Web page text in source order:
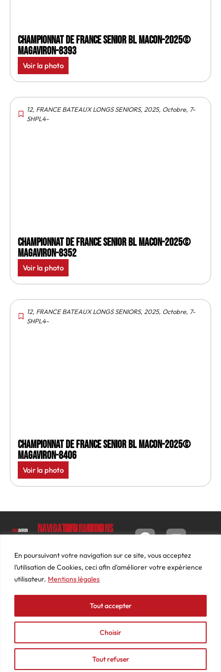
En poursuivant votre navigation sur ce site, vous acceptez
l’utilisation de Cookies, ceci afin d'améliorer votre expérience
utilisateur. Mentions légales
Choisir
Tout refuser
Tout accepter
Championnat de France senior BL Macon-2025©
MagAviron-8393
Voir la photo
12, FRANCE BATEAUX LONGS SENIORS, 2025, Octobre, 7-
SHPL4-
Championnat de France senior BL Macon-2025©
MagAviron-8352
Voir la photo
12, FRANCE BATEAUX LONGS SENIORS, 2025, Octobre, 7-
SHPL4-
Championnat de France senior BL Macon-2025©
MagAviron-8406
Voir la photo
Luc
Barbier
69640
74
87
contact@mediasaviron.fr
Navigation
Le
Magazine
Photos
Actualités
Podcasts
Informations
Conditions
générales
de ventes
Mentions
légales
Mon
Tableau
de bord
Commandes
Adresses
Détails
du
compte